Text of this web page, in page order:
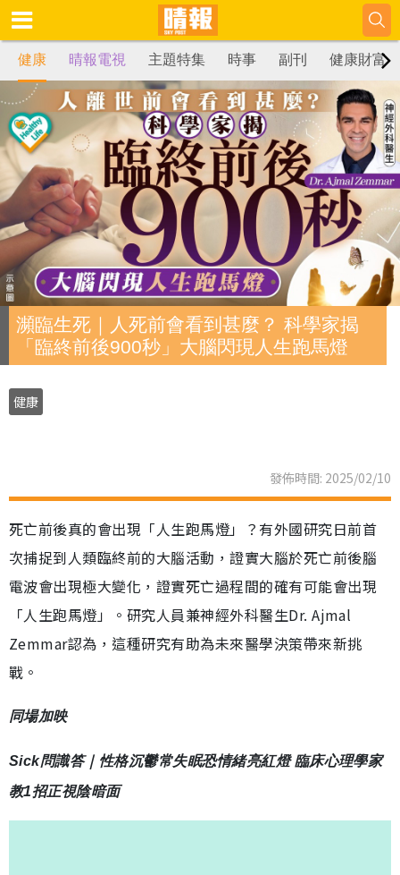
健康 晴報電視 主題特集 時事 副刊 健康財富
瀕臨生死｜人死前會看到甚麼？ 科學家揭
「臨終前後900秒」大腦閃現人生跑馬燈
健康
發佈時間: 2025/02/10
死亡前後真的會出現「人生跑馬燈」？有外國研究日前首
次捕捉到人類臨終前的大腦活動，證實大腦於死亡前後腦
電波會出現極大變化，證實死亡過程間的確有可能會出現
「人生跑馬燈」。研究人員兼神經外科醫生Dr. Ajmal
Zemmar認為，這種研究有助為未來醫學決策帶來新挑
戰。
同場加映
Sick問識答｜性格沉鬱常失眠恐情緒亮紅燈 臨床心理學家
教1招正視陰暗面